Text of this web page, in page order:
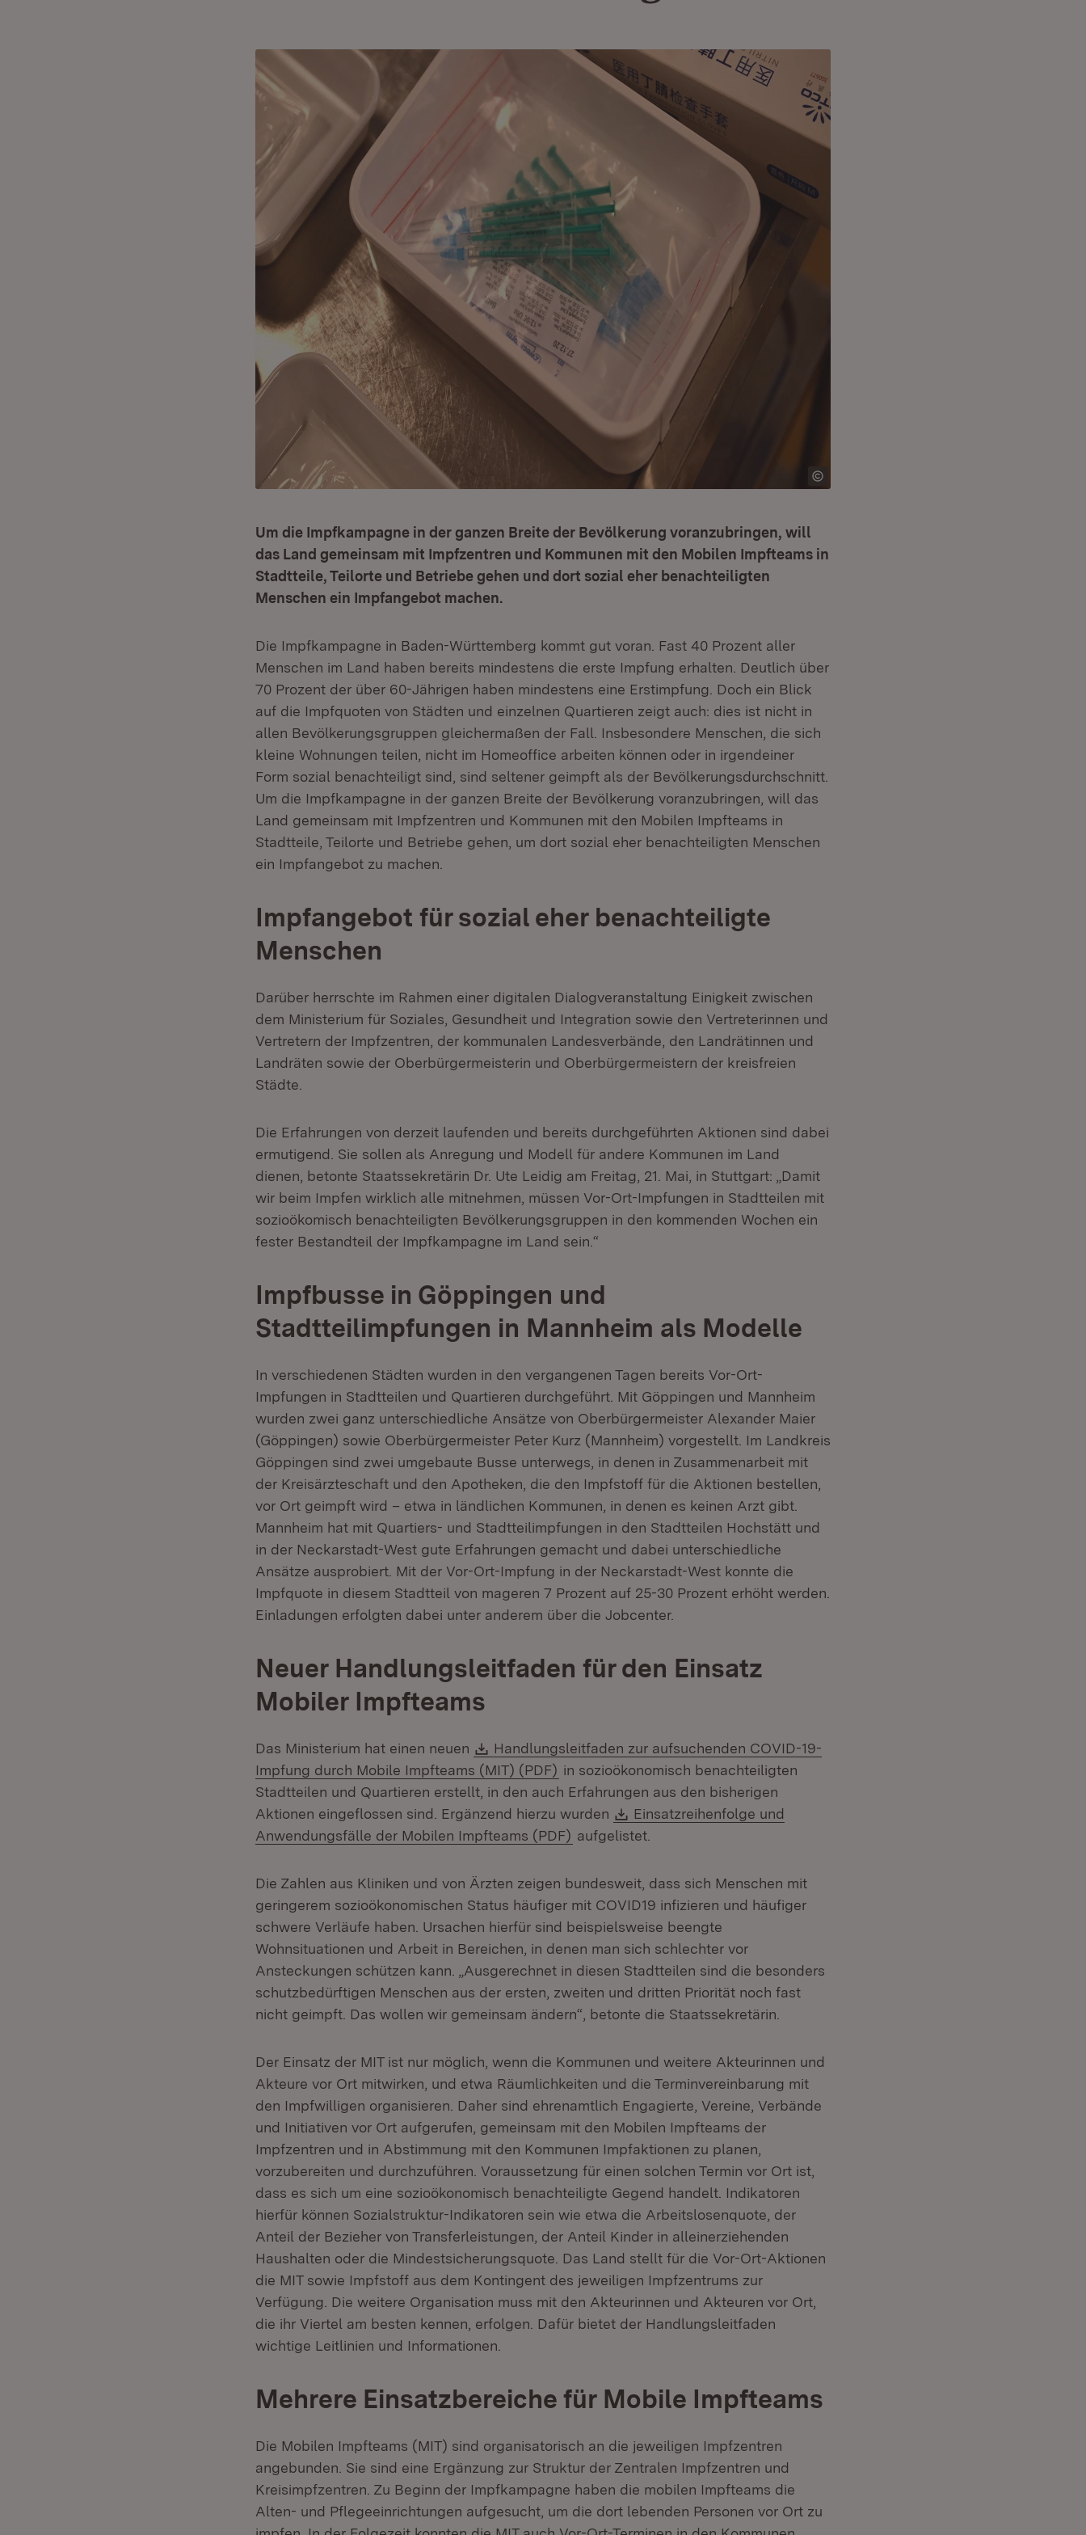
Um die Impfkampagne in der ganzen Breite der Bevölkerung voranzubringen, will
das Land gemeinsam mit Impfzentren und Kommunen mit den Mobilen Impfteams in
Stadtteile, Teilorte und Betriebe gehen und dort sozial eher benachteiligten
Menschen ein Impfangebot machen.
Die Impfkampagne in Baden-Württemberg kommt gut voran. Fast 40 Prozent aller
Menschen im Land haben bereits mindestens die erste Impfung erhalten. Deutlich über
70 Prozent der über 60-Jährigen haben mindestens eine Erstimpfung. Doch ein Blick
auf die Impfquoten von Städten und einzelnen Quartieren zeigt auch: dies ist nicht in
allen Bevölkerungsgruppen gleichermaßen der Fall. Insbesondere Menschen, die sich
kleine Wohnungen teilen, nicht im Homeoffice arbeiten können oder in irgendeiner
Form sozial benachteiligt sind, sind seltener geimpft als der Bevölkerungsdurchschnitt.
Um die Impfkampagne in der ganzen Breite der Bevölkerung voranzubringen, will das
Land gemeinsam mit Impfzentren und Kommunen mit den Mobilen Impfteams in
Stadtteile, Teilorte und Betriebe gehen, um dort sozial eher benachteiligten Menschen
ein Impfangebot zu machen.
Impfangebot für sozial eher benachteiligte
Menschen
Darüber herrschte im Rahmen einer digitalen Dialogveranstaltung Einigkeit zwischen
dem Ministerium für Soziales, Gesundheit und Integration sowie den Vertreterinnen und
Vertretern der Impfzentren, der kommunalen Landesverbände, den Landrätinnen und
Landräten sowie der Oberbürgermeisterin und Oberbürgermeistern der kreisfreien
Städte.
Die Erfahrungen von derzeit laufenden und bereits durchgeführten Aktionen sind dabei
ermutigend. Sie sollen als Anregung und Modell für andere Kommunen im Land
dienen, betonte Staatssekretärin Dr. Ute Leidig am Freitag, 21. Mai, in Stuttgart: „Damit
wir beim Impfen wirklich alle mitnehmen, müssen Vor-Ort-Impfungen in Stadtteilen mit
sozioökomisch benachteiligten Bevölkerungsgruppen in den kommenden Wochen ein
fester Bestandteil der Impfkampagne im Land sein.“
Impfbusse in Göppingen und
Stadtteilimpfungen in Mannheim als Modelle
In verschiedenen Städten wurden in den vergangenen Tagen bereits Vor-Ort-
Impfungen in Stadtteilen und Quartieren durchgeführt. Mit Göppingen und Mannheim
wurden zwei ganz unterschiedliche Ansätze von Oberbürgermeister Alexander Maier
(Göppingen) sowie Oberbürgermeister Peter Kurz (Mannheim) vorgestellt. Im Landkreis
Göppingen sind zwei umgebaute Busse unterwegs, in denen in Zusammenarbeit mit
der Kreisärzteschaft und den Apotheken, die den Impfstoff für die Aktionen bestellen,
vor Ort geimpft wird – etwa in ländlichen Kommunen, in denen es keinen Arzt gibt.
Mannheim hat mit Quartiers- und Stadtteilimpfungen in den Stadtteilen Hochstätt und
in der Neckarstadt-West gute Erfahrungen gemacht und dabei unterschiedliche
Ansätze ausprobiert. Mit der Vor-Ort-Impfung in der Neckarstadt-West konnte die
Impfquote in diesem Stadtteil von mageren 7 Prozent auf 25-30 Prozent erhöht werden.
Einladungen erfolgten dabei unter anderem über die Jobcenter.
Neuer Handlungsleitfaden für den Einsatz
Mobiler Impfteams
Das Ministerium hat einen neuen Download:
Handlungsleitfaden zur aufsuchenden COVID-19-
Impfung durch Mobile Impfteams (MIT) (PDF) (Öffnet in neuem Fenster)
in sozioökonomisch benachteiligten
Stadtteilen und Quartieren erstellt, in den auch Erfahrungen aus den bisherigen
Aktionen eingeflossen sind. Ergänzend hierzu wurden
Download:
Einsatzreihenfolge und
Anwendungsfälle der Mobilen Impfteams (PDF) (Öffnet in neuem Fenster)
aufgelistet.
Die Zahlen aus Kliniken und von Ärzten zeigen bundesweit, dass sich Menschen mit
geringerem sozioökonomischen Status häufiger mit COVID19 infizieren und häufiger
schwere Verläufe haben. Ursachen hierfür sind beispielsweise beengte
Wohnsituationen und Arbeit in Bereichen, in denen man sich schlechter vor
Ansteckungen schützen kann. „Ausgerechnet in diesen Stadtteilen sind die besonders
schutzbedürftigen Menschen aus der ersten, zweiten und dritten Priorität noch fast
nicht geimpft. Das wollen wir gemeinsam ändern“, betonte die Staatssekretärin.
Der Einsatz der MIT ist nur möglich, wenn die Kommunen und weitere Akteurinnen und
Akteure vor Ort mitwirken, und etwa Räumlichkeiten und die Terminvereinbarung mit
den Impfwilligen organisieren. Daher sind ehrenamtlich Engagierte, Vereine, Verbände
und Initiativen vor Ort aufgerufen, gemeinsam mit den Mobilen Impfteams der
Impfzentren und in Abstimmung mit den Kommunen Impfaktionen zu planen,
vorzubereiten und durchzuführen. Voraussetzung für einen solchen Termin vor Ort ist,
dass es sich um eine sozioökonomisch benachteiligte Gegend handelt. Indikatoren
hierfür können Sozialstruktur-Indikatoren sein wie etwa die Arbeitslosenquote, der
Anteil der Bezieher von Transferleistungen, der Anteil Kinder in alleinerziehenden
Haushalten oder die Mindestsicherungsquote. Das Land stellt für die Vor-Ort-Aktionen
die MIT sowie Impfstoff aus dem Kontingent des jeweiligen Impfzentrums zur
Verfügung. Die weitere Organisation muss mit den Akteurinnen und Akteuren vor Ort,
die ihr Viertel am besten kennen, erfolgen. Dafür bietet der Handlungsleitfaden
wichtige Leitlinien und Informationen.
Mehrere Einsatzbereiche für Mobile Impfteams
Die Mobilen Impfteams (MIT) sind organisatorisch an die jeweiligen Impfzentren
angebunden. Sie sind eine Ergänzung zur Struktur der Zentralen Impfzentren und
Kreisimpfzentren. Zu Beginn der Impfkampagne haben die mobilen Impfteams die
Alten- und Pflegeeinrichtungen aufgesucht, um die dort lebenden Personen vor Ort zu